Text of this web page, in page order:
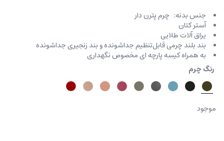
جنس بدنه: چرم پترن دار
آستر کتان
یراق آلات طلایی
بند بلند چرمی قابل‌تنظیم جداشونده و بند زنجیری جداشونده
به همراه کیسه پارچه ای مخصوص نگهداری
رنگ چرم
موجود